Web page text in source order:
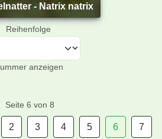
- Natrix natrix
Reihenfolge
anzeigen
Seite 6 von 8
2 3 4 5 6 7